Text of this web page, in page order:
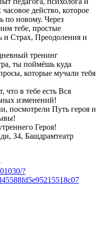
действо, которое
по новому. Через
тебе, простые
Страх, Преодоления и
тренинг
ты поймёшь куда
которые мучали тебя
в тебе есть Вся
изменений!
посмотрели Путь героя и
Героя!
34, Башдрамтеатр
?